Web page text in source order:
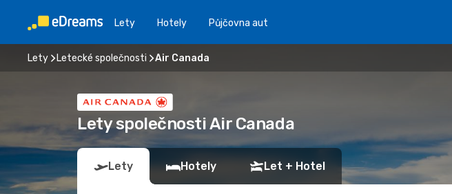
Lety Hotely Půjčovna aut
Lety Letecké společnosti Air Canada
Lety společnosti Air Canada
Lety Hotely Let + Hotel